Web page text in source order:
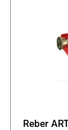
Reber